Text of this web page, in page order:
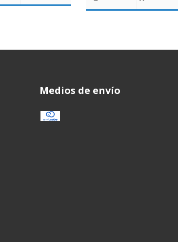
Medios de envío